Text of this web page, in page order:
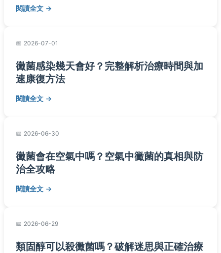
閱讀全文
2026-07-01
黴菌感染幾天會好？完整解析治療時間與加
速康復方法
閱讀全文
2026-06-30
黴菌會在空氣中嗎？空氣中黴菌的真相與防
治全攻略
閱讀全文
2026-06-29
類固醇可以殺黴菌嗎？破解迷思與正確治療